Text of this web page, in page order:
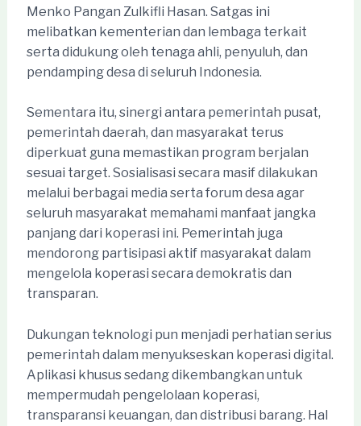
Menko Pangan Zulkifli Hasan. Satgas ini
melibatkan kementerian dan lembaga terkait
serta didukung oleh tenaga ahli, penyuluh, dan
pendamping desa di seluruh Indonesia.
Sementara itu, sinergi antara pemerintah pusat,
pemerintah daerah, dan masyarakat terus
diperkuat guna memastikan program berjalan
sesuai target. Sosialisasi secara masif dilakukan
melalui berbagai media serta forum desa agar
seluruh masyarakat memahami manfaat jangka
panjang dari koperasi ini. Pemerintah juga
mendorong partisipasi aktif masyarakat dalam
mengelola koperasi secara demokratis dan
transparan.
Dukungan teknologi pun menjadi perhatian serius
pemerintah dalam menyukseskan koperasi digital.
Aplikasi khusus sedang dikembangkan untuk
mempermudah pengelolaan koperasi,
transparansi keuangan, dan distribusi barang. Hal